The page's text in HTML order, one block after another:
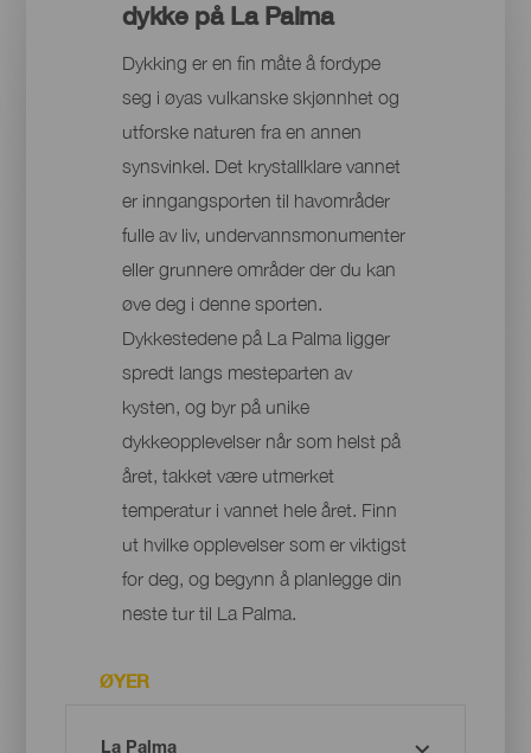
dykke på La Palma
Dykking er en fin måte å fordype
seg i øyas vulkanske skjønnhet og
utforske naturen fra en annen
synsvinkel. Det krystallklare vannet
er inngangsporten til havområder
fulle av liv, undervannsmonumenter
eller grunnere områder der du kan
øve deg i denne sporten.
Dykkestedene på La Palma ligger
spredt langs mesteparten av
kysten, og byr på unike
dykkeopplevelser når som helst på
året, takket være utmerket
temperatur i vannet hele året. Finn
ut hvilke opplevelser som er viktigst
for deg, og begynn å planlegge din
neste tur til La Palma.
ØYER